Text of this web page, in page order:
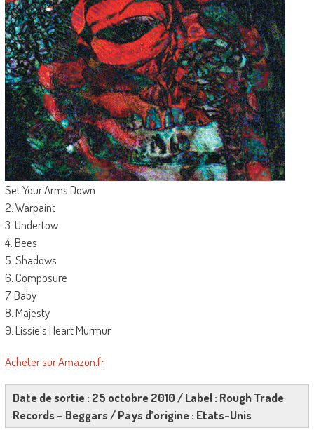
Set Your Arms Down
2. Warpaint
3. Undertow
4. Bees
5. Shadows
6. Composure
7. Baby
8. Majesty
9. Lissie’s Heart Murmur
Acheter sur Amazon.fr
Date de sortie : 25 octobre 2010 / Label : Rough Trade
Records – Beggars / Pays d’origine : Etats-Unis